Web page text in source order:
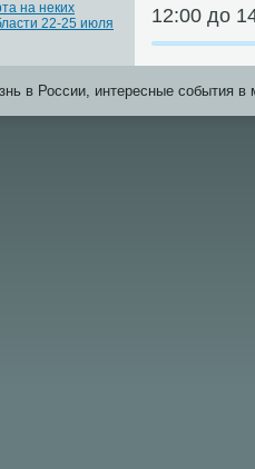
на неких
22-25 июля
12:00 до
в России, интересные события в